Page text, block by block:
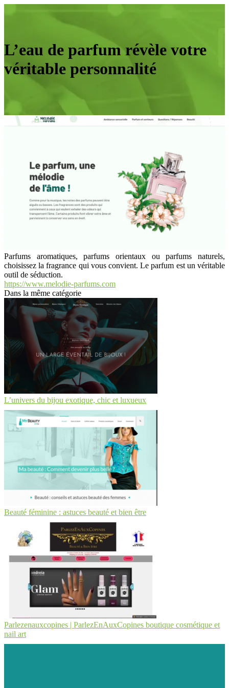
L’eau de parfum révèle votre
véritable personnalité
Parfums aromatiques, parfums orientaux ou parfums naturels,
choisissez la fragrance qui vous convient. Le parfum est un véritable
outil de séduction.
https://www.melodie-parfums.com
Dans la même catégorie
L’univers du bijou exotique, chic et luxueux
Beauté féminine : astuces beauté et bien être
Parlezenauxcopines | Par­lezEnAuxCopi­nes boutique cosmétique et
nail art